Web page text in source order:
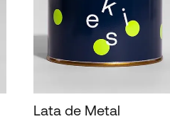
Lata de Metal